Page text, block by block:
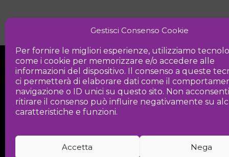
Gestisci Consenso Cookie
Per fornire le migliori esperienze, utilizziamo
come i cookie per memorizzare e/o accedere alle
informazioni del dispositivo. Il consenso a queste
ci permetterà di elaborare dati come il
navigazione o ID unici su questo sito. Non
ritirare il consenso può influire negativamente su
caratteristiche e funzioni.
Accetta Nega
Iniziativa
Associazione culturale per la